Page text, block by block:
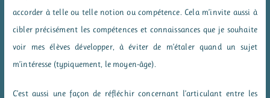
accorder à telle ou telle notion ou compétence. Cela m’invite aussi à
cibler précisément les compétences et connaissances que je souhaite
voir mes élèves développer, à éviter de m’étaler quand un sujet
m’intéresse (typiquement, le moyen-âge).
C’est aussi une façon de réfléchir concernant l’articulant entre les